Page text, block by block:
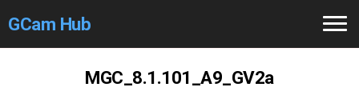
GCam Hub
MGC_8.1.101_A9_GV2a